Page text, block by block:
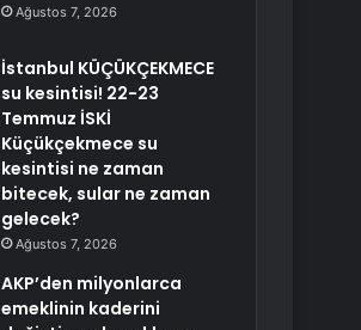
Ağustos 7, 2026
İstanbul KÜÇÜKÇEKMECE
su kesintisi! 22-23
Temmuz İSKİ
Küçükçekmece su
kesintisi ne zaman
bitecek, sular ne zaman
gelecek?
Ağustos 7, 2026
AKP’den milyonlarca
emeklinin kaderini